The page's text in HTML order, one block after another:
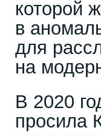
которой
в
для
на
В 2020
просила